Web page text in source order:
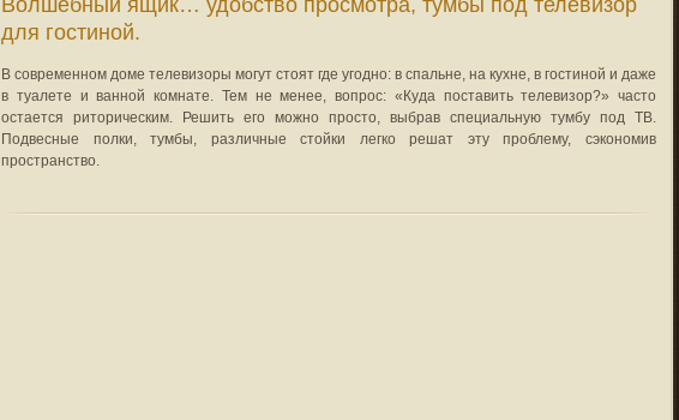
Волшебный ящик… удобство просмотра, тумбы под телевизор
для гостиной.
В современном доме телевизоры могут стоят где угодно: в спальне, на кухне, в гостиной и даже
в туалете и ванной комнате. Тем не менее, вопрос: «Куда поставить телевизор?» часто
остается риторическим. Решить его можно просто, выбрав специальную тумбу под ТВ.
Подвесные полки, тумбы, различные стойки легко решат эту проблему, сэкономив
пространство.